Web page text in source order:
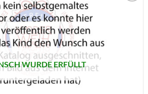
WURDE ERFÜLLT